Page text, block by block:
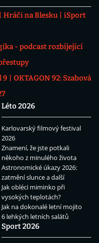
Hráči na Blesku
iSport
- podcast rozbíjející
9
OKTAGON 92: Szabová
Léto 2026
Karlovarský filmový festival
2026
Znamení, že jste potkali
někoho z minulého života
Astronomické úkazy 2026:
zatmění slunce a další
Jak obléci miminko při
vysokých teplotách?
Jak na dokonalé letní mojito
6 lehkých letních salátů
Sport 2026